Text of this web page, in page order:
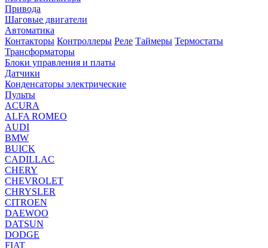
Привода
Шаговые двигатели
Автоматика
Контакторы Контроллеры Реле Таймеры Термостаты
Трансформаторы
Блоки управления и платы
Датчики
Конденсаторы электрические
Пульты
ACURA
ALFA ROMEO
AUDI
BMW
BUICK
CADILLAC
CHERY
CHEVROLET
CHRYSLER
CITROEN
DAEWOO
DATSUN
DODGE
FIAT